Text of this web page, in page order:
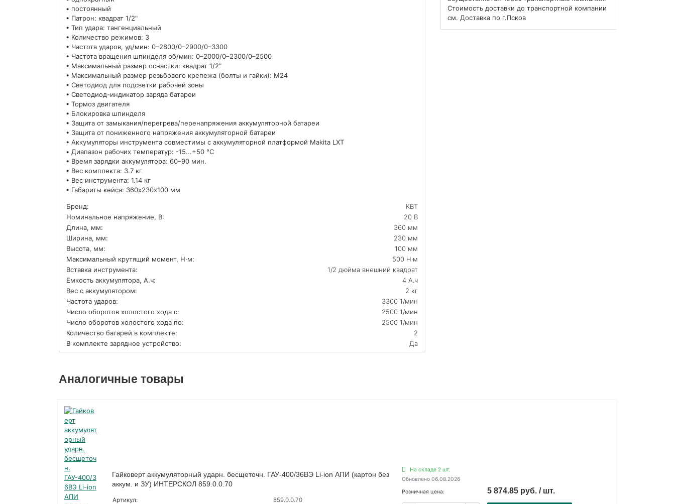
Стоимость доставки до транспортной компании
см. Доставка по г.Псков
• постоянный
• Патрон: квадрат 1/2"
• Тип удара: тангенциальный
• Количество режимов: 3
• Частота ударов, уд/мин: 0–2800/0–2900/0–3300
• Частота вращения шпинделя об/мин: 0–2000/0–2300/0–2500
• Максимальный размер оснастки: квадрат 1/2"
• Максимальный размер резьбового крепежа (болты и гайки): М24
• Светодиод для подсветки рабочей зоны
• Светодиод-индикатор заряда батареи
• Тормоз двигателя
• Блокировка шпинделя
• Защита от замыкания/перегрева/перенапряжения аккумуляторной батареи
• Защита от пониженного напряжения аккумуляторной батареи
• Аккумуляторы инструмента совместимы с аккумуляторной платформой Makita LXT
• Диапазон рабочих температур: -15...+50 °С
• Время зарядки аккумулятора: 60–90 мин.
• Вес комплекта: 3.7 кг
• Вес инструмента: 1.14 кг
• Габариты кейса: 360х230х100 мм
Бренд:
КВТ
Номинальное напряжение, В:
20 В
Длина, мм:
360 мм
Ширина, мм:
230 мм
Высота, мм:
100 мм
Максимальный крутящий момент, Н·м:
500 Н·м
Вставка инструмента:
1/2 дюйма внешний квадрат
Емкость аккумулятора, А.ч:
4 А.ч
Вес с аккумулятором:
2 кг
Частота ударов:
3300 1/мин
Число оборотов холостого хода с:
2500 1/мин
Число оборотов холостого хода по:
2500 1/мин
Количество батарей в комплекте:
2
В комплекте зарядное устройство:
Да
Аналогичные товары
Гайковерт аккумуляторный ударн. бесщеточн. ГАУ-400/36ВЭ Li-ion АПИ (картон без
аккум. и ЗУ) ИНТЕРСКОЛ 859.0.0.70
Артикул:
859.0.0.70
На складе 2 шт.
Обновлено 06.08.2026
Розничная цена:
5 874.85 руб. / шт.